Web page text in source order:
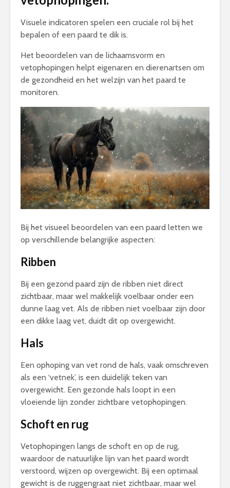
Visuele indicatoren spelen een cruciale rol bij het
bepalen of een paard te dik is.
Het beoordelen van de lichaamsvorm en
vetophopingen helpt eigenaren en dierenartsen om
de gezondheid en het welzijn van het paard te
monitoren.
Bij het visueel beoordelen van een paard letten we
op verschillende belangrijke aspecten:
Ribben
Bij een gezond paard zijn de ribben niet direct
zichtbaar, maar wel makkelijk voelbaar onder een
dunne laag vet. Als de ribben niet voelbaar zijn door
een dikke laag vet, duidt dit op overgewicht.
Hals
Een ophoping van vet rond de hals, vaak omschreven
als een ‘vetnek’, is een duidelijk teken van
overgewicht. Een gezonde hals loopt in een
vloeiende lijn zonder zichtbare vetophopingen.
Schoft en rug
Vetophopingen langs de schoft en op de rug,
waardoor de natuurlijke lijn van het paard wordt
verstoord, wijzen op overgewicht. Bij een optimaal
gewicht is de ruggengraat niet zichtbaar, maar wel